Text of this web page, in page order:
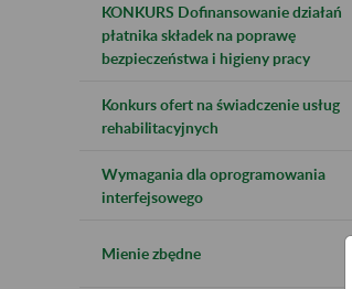
KONKURS Dofinansowanie działań
płatnika składek na poprawę
bezpieczeństwa i higieny pracy
Konkurs ofert na świadczenie usług
rehabilitacyjnych
Wymagania dla oprogramowania
interfejsowego
Mienie zbędne